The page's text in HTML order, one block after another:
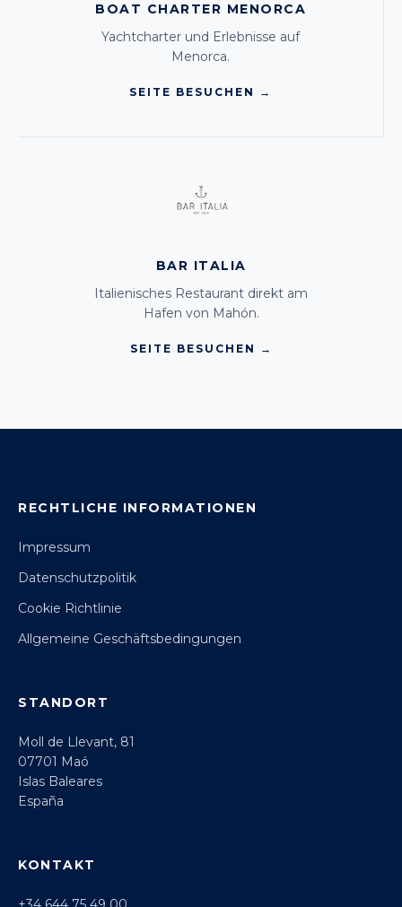
BOAT CHARTER MENORCA
Yachtcharter und Erlebnisse auf
Menorca.
SEITE BESUCHEN →
BAR ITALIA
Italienisches Restaurant direkt am
Hafen von Mahón.
SEITE BESUCHEN →
RECHTLICHE INFORMATIONEN
Impressum
Datenschutzpolitik
Cookie Richtlinie
Allgemeine Geschäftsbedingungen
STANDORT
Moll de Llevant, 81
07701 Maó
Islas Baleares
España
KONTAKT